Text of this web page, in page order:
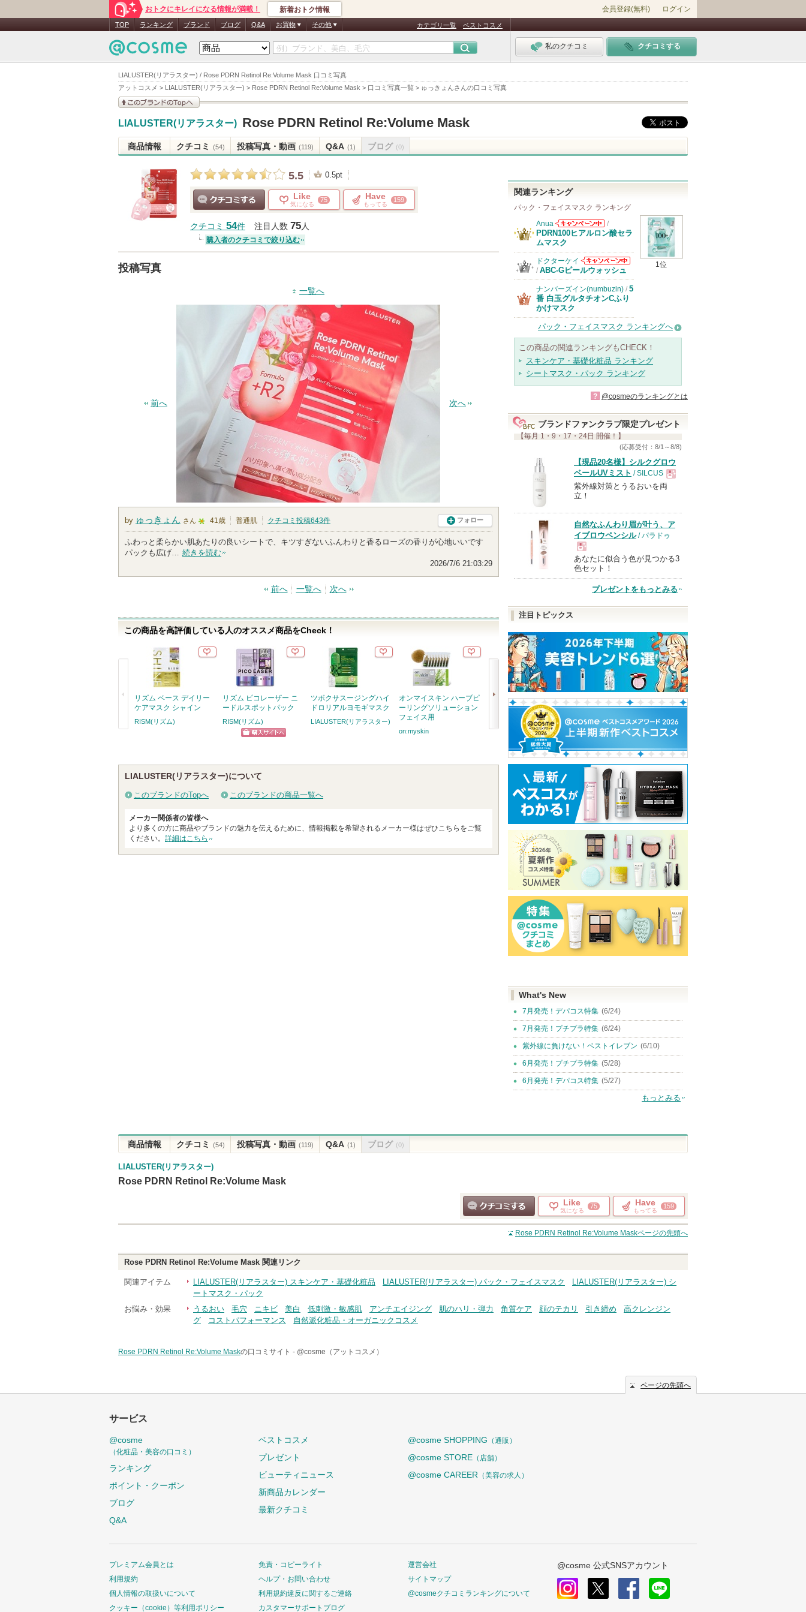
LIALUSTER(リアラスター) / Rose PDRN Retinol Re:Volume Mask 口コミ写真
アットコスメ > LIALUSTER(リアラスター) > Rose PDRN Retinol Re:Volume Mask > 口コミ写真一覧 > ゅっきょんさんの口コミ写真
おトクにキレイになる情報が満載！ 新着おトク情報 会員登録(無料) ログイン
TOP ランキング ブランド ブログ Q&A お買物 その他 カテゴリ一覧 ベストコスメ
私のクチコミ クチコミする
LIALUSTER(リアラスター) Rose PDRN Retinol Re:Volume Mask
商品情報 クチコミ (54) 投稿写真・動画 (119) Q&A (1) ブログ (0)
5.5 0.5pt
Like
気になる
75 Have
もってる
159
クチコミ 54件 注目人数 75人
購入者のクチコミで絞り込む
投稿写真
一覧へ
前へ 次へ
by ゅっきょん さん
5
人
以
バ
ー
お
入
り
い
ま
41歳 普通肌 クチコミ投稿643件 フォロー
ふわっと柔らかい肌あたりの良いシートで、キツすぎないふんわりと香るローズの香りが心地いいです
パックも広げ… 続きを読む
2026/7/6 21:03:29
前へ 一覧へ 次へ
この商品を高評価している人のオススメ商品をCheck！
リズム ベース デイリー
ケアマスク シャイン
RISM(リズム)
リズム ピコレーザー ニ
ードルスポットパック
RISM(リズム)
ツボクサスージングハイ
ドロリアルヨモギマスク
LIALUSTER(リアラスター)
オンマイスキン ハーブピ
ーリングソリューション
フェイス用
on:myskin
スキンクリア クレンズ
オイル アロマタイプ リ
フレシングシトラスの香
り
アテニアからの
お知らせがあり
ます
ショッピン
グサイトへ
C×AZ ダーマインショ
ット
ESIENCE
マスコード スリークリ
キッド アイライナー
MASCODE(マスコード)
グサイトへ
LIALUSTER(リアラスター)について
このブランドのTopへ このブランドの商品一覧へ
メーカー関係者の皆様へ
より多くの方に商品やブランドの魅力を伝えるために、情報掲載を希望されるメーカー様はぜひこちらをご覧
ください。 詳細はこちら
関連ランキング
パック・フェイスマスク ランキング
1位
Anua
Anuaからのお
知らせがありま
/
PDRN100ヒアルロン酸セラ
ムマスク
ドクターケイ
ドクターケイか
らのお知らせが
あります
/ ABC-Gピールウォッシュ
ナンバーズイン(numbuzin) / 5
番 白玉グルタチオンCふり
かけマスク
パック・フェイスマスク ランキングへ
この商品の関連ランキングもCHECK！
スキンケア・基礎化粧品 ランキング
シートマスク・パック ランキング
? @cosmeのランキングとは
ブランドファンクラブ限定プレゼント
【毎月 1・9・17・24日 開催！】
(応募受付：8/1～8/8)
【現品20名様】シルクグロウ
ベールUVミスト / SILCUS
現
品
紫外線対策とうるおいを両
立！
自然なふんわり眉が叶う、ア
イブロウペンシル/ パラドゥ
現
あなたに似合う色が見つかる3
色セット！
プレゼントをもっとみる
注目トピックス
What's New
7月発売！デパコス特集 (6/24)
7月発売！プチプラ特集 (6/24)
紫外線に負けない！ベストイレブン (6/10)
6月発売！プチプラ特集 (5/28)
6月発売！デパコス特集 (5/27)
もっとみる
商品情報 クチコミ (54) 投稿写真・動画 (119) Q&A (1) ブログ (0)
LIALUSTER(リアラスター)
Rose PDRN Retinol Re:Volume Mask
クチコミする
Like
気になる
75 Have
もってる
159
Rose PDRN Retinol Re:Volume Maskページの先頭へ
Rose PDRN Retinol Re:Volume Mask 関連リンク
関連アイテム LIALUSTER(リアラスター) スキンケア・基礎化粧品 LIALUSTER(リアラスター) パック・フェイスマスク
LIALUSTER(リアラスター) シ
ートマスク・パック
お悩み・効果
うるおい 毛穴 ニキビ 美白 低刺激・敏感肌 アンチエイジング 肌のハリ・弾力 角質ケア 顔のテカリ 引き締め
高クレンジン
グ
コストパフォーマンス 自然派化粧品・オーガニックコスメ
Rose PDRN Retinol Re:Volume Maskの口コミサイト - @cosme（アットコスメ）
ページの先頭へ
サービス
@cosme
（化粧品・美容の口コミ）
ランキング
ポイント・クーポン
ブログ
Q&A
ベストコスメ
プレゼント
ビューティニュース
新商品カレンダー
最新クチコミ
@cosme SHOPPING （通販）
@cosme STORE （店舗）
@cosme CAREER （美容の求人）
プレミアム会員とは
利用規約
個人情報の取扱いについて
クッキー（cookie）等利用ポリシー
免責・コピーライト
ヘルプ・お問い合わせ
利用規約違反に関するご連絡
カスタマーサポートブログ
運営会社
サイトマップ
@cosmeクチコミランキングについて
@cosme 公式SNSアカウント